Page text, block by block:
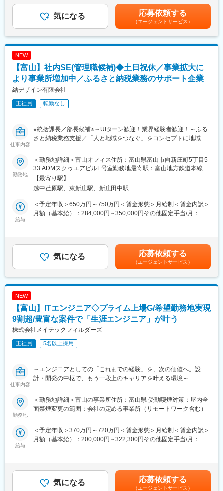
面・ＣＡＤ研修／実践を想定した実務研修などを1から詳しくお伝
えします。
（2）配属後のメンター制度
└一人一人に専属のメンターがつき、1か月に1回程度の面談を通
術の質問ができる環境です。
（3）資格取得支援
└東京・名古屋・大阪・広島に自社教育施設を設け、国家資格
「施工管理士」取得に向けてサポートさせていただきます。（2か
月に1回程度）
■入社後のキャリア：
異業種へのキャリアチェンジも可能です！ITエンジニア、CAD設
の産業を活性化することです。この目標を達成するためには、地
域の事業者様との緊密な協力関係が不可欠です。あなたには、こ
うした事業者様との信頼関係を構築し、返礼品の魅力を効果的に
■具体的な業務内容：
◇自治体様との面談や連携、調整
◇既存事業者様との調整や協力
◇新規返礼品提供事業者の開拓
◇チーム全体のパフォーマンス向上と目標達成のためのリーダー
シップ発揮
■配属先の情報：
現在、20代から30代のメンバー6名で構成されています。リーダ
ーとして、これらのメンバーをまとめ、組織の成長を推進してい
ただきます。
■働き方および福利厚生：
◇残業について
◇本社研修について（本社勤務以外）
本社（島原）で約1ヶ月間の研修を行うことがあります。その際に
は社宅を利用いただけます。
服装や髪色の自由、書籍購入のリクエスト制度、1時間単位での有
変更の範囲：会社の定める業務
納税や地方創生業務で主担当の経験がある方は優遇■賞与：年2回
（前年度実績：3ヶ月）※決算賞与は業績による（前年度支給実績
あり）※賞与は試用期間終了後、所定の査定期間に在籍している方
が対象賃金はあくまでも目安の金額であり、選考を通じて上下す
る可能性があります。月給(月額)は固定手当を含めた表記です。
気になる 応募依頼する
（エージェントサービス）
NEW
【富山】社内SE(管理職候補)◆土日祝休／事業拡大に
より事業所増加中／ふるさと納税業務のサポート企業
結デザイン有限会社
正社員 転勤なし
仕事内容
※統括課長／部長候補※～UIターン歓迎！業界経験者歓迎！～ふる
さと納税業務支援／「人と地域をつなぐ」をコンセプトに地域密
■募集の背景：
全国の自治体様に対してふるさと納税業務の総合サポートを提供
している当社は、事業が年々拡大しています。組織体制の強化と
さらなる事業拡大を目指し、今回新たに管理職を募集いたしま
す。地域貢献をミッションとする当社で、その意義を実感しなが
ら働ける方をお待ちしています。
きます。社内のアドバイザーとして、全体の生産性向上をミッシ
ョンとし、全国の支所運営をサポートするための仕組み作りをリ
※各自にノートパソコンとモニターが貸与されます。
■配属部署情報：
管理職として、社内のアドバイザー的役割を担い、業務のシステ
だける方を求めています。
◇残業について
ふるさと納税の特性上、11月から1月は繁忙期となり、残業や休
◇本社研修（本社勤務以外の場合）
1ヶ月程度、島原本社での研修があり、その期間中は社宅を利用い
服装や髪色の自由、書籍購入リクエスト制度、1時間単位での有給
取得が可能です。
勤務地
＜勤務地詳細＞富山オフィス住所：富山県富山市向新庄町5丁目5‐
33 ADMスクゥエアビルE号室勤務地最寄駅：富山地方鉄道本線／
越中荏原駅駅受動喫煙対策：屋内全面禁煙
【最寄り駅】
越中荏原駅、東新庄駅、新庄田中駅
給与
＜予定年収＞650万円～750万円＜賃金形態＞月給制＜賃金内訳＞
月額（基本給）：284,000円～350,000円その他固定手当/月：
は業績による（前年度支給実績あり）※賞与は試用期間終了後、所
定の査定期間に在籍している方が対象賃金はあくまでも目安の金
額であり、選考を通じて上下する可能性があります。月給(月額)は
固定手当を含めた表記です。
気になる 応募依頼する
（エージェントサービス）
NEW
【富山】ITエンジニア◇プライム上場G/希望勤務地実現
9割超/豊富な案件で「生涯エンジニア」が叶う
株式会社メイテックフィルダーズ
正社員 5名以上採用
仕事内容
～エンジニアとしての「これまでの経験」を、次の価値へ。設
計・開発の中枢で、もう一段上のキャリアを叶える環境～
「現場で培ってきた技術を、より上流で発揮したい」
「評価・運用中心から、設計・開発に軸足を移したい」
メイテックフィルダーズは、経験を“活かす”だけでなく“広げる”環
境をご用意しています。
ます。
一次・二次請けではなく、メーカー直のプロジェクトに常駐し、
勤務地
＜勤務地詳細＞富山の事業所住所：富山県 受動喫煙対策：屋内全
面禁煙変更の範囲：会社の定める事業所（リモートワーク含む）
給与
＜予定年収＞370万円～720万円＜賃金形態＞月給制＜賃金内訳＞
月額（基本給）：200,000円～322,300円その他固定手当/月：
気になる 応募依頼する
（エージェントサービス）